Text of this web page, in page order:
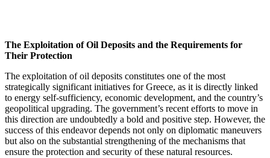
The Exploitation of Oil Deposits and the Requirements for
Their Protection
The exploitation of oil deposits constitutes one of the most
strategically significant initiatives for Greece, as it is directly linked
to energy self-sufficiency, economic development, and the country’s
geopolitical upgrading. The government’s recent efforts to move in
this direction are undoubtedly a bold and positive step. However, the
success of this endeavor depends not only on diplomatic maneuvers
but also on the substantial strengthening of the mechanisms that
ensure the protection and security of these natural resources.